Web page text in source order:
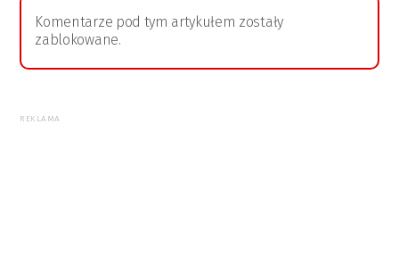
Komentarze pod tym artykułem zostały
zablokowane.
REKLAMA